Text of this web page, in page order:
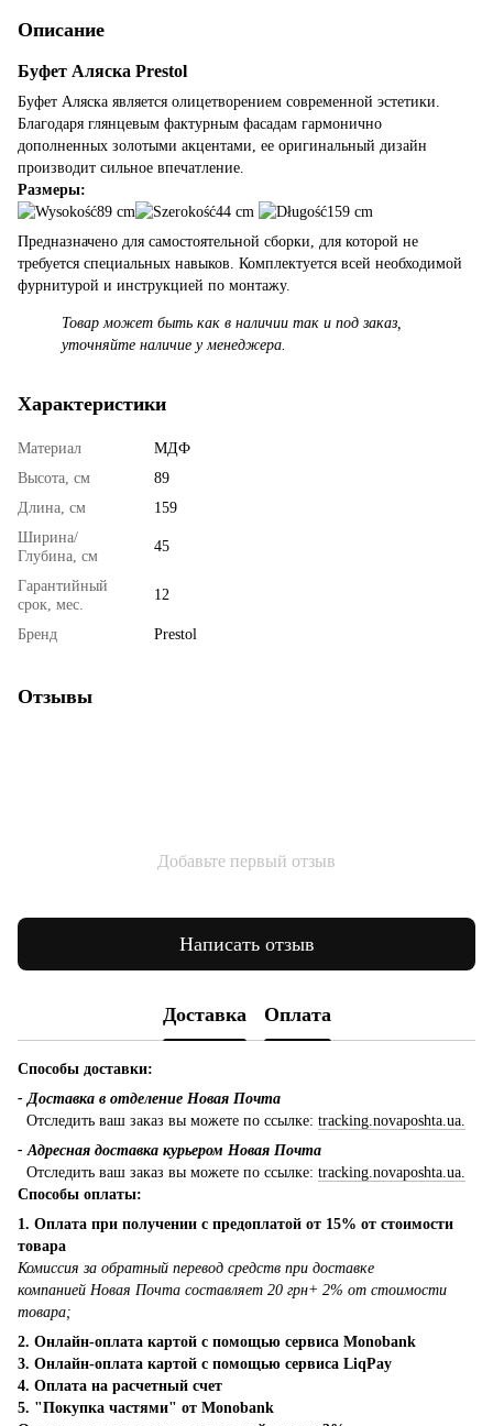
Описание
Буфет Аляска Prestol
Буфет Аляска является олицетворением современной эстетики.
Благодаря глянцевым фактурным фасадам гармонично
дополненных золотыми акцентами, ее оригинальный дизайн
производит сильное впечатление.
Размеры:
89 cm
44 cm
159 cm
Предназначено для самостоятельной сборки, для которой не
требуется специальных навыков. Комплектуется всей необходимой
фурнитурой и инструкцией по монтажу.
Товар может быть как в наличии так и под заказ,
уточняйте наличие у менеджера.
Характеристики
Материал
МДФ
Высота, см
89
Длина, см
159
Ширина/
Глубина, см
45
Гарантийный
срок, мес.
12
Бренд Prestol
Отзывы
Добавьте первый отзыв
Написать отзыв
Доставка Оплата
Способы доставки:
- Доставка в отделение Новая Почта
Отследить ваш заказ вы можете по ссылке: tracking.novaposhta.ua.
- Адресная доставка курьером Новая Почта
Отследить ваш заказ вы можете по ссылке: tracking.novaposhta.ua.
Способы оплаты:
1. Оплата при получении с предоплатой от 15% от стоимости
товара
Комиссия за обратный перевод средств при доставке
компанией Новая Почта составляет 20 грн+ 2% от стоимости
товара;
2. Онлайн-оплата картой с помощью сервиса Monobank
3. Онлайн-оплата картой с помощью сервиса LiqPay
4. Оплата на расчетный счет
5. "Покупка частями" от Monobank